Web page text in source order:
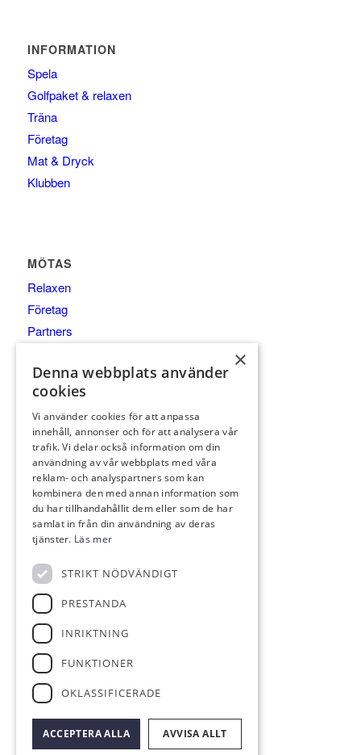
INFORMATION
Spela
Golfpaket & relaxen
Träna
Företag
Mat & Dryck
Klubben
MÖTAS
Relaxen
Företag
Partners
MAT & DRYCK
Al’s Corner
Event & festvåning VY
Bistro Bryggan
KONTAKT
info@eskilstunagk.se
016-14 26 29
Römossevägen 8
635 02 Eskilstuna
FÖLJ OSS
×
Denna webbplats använder
cookies
Vi använder cookies för att anpassa
innehåll, annonser och för att analysera vår
trafik. Vi delar också information om din
användning av vår webbplats med våra
reklam- och analyspartners som kan
kombinera den med annan information som
du har tillhandahållit dem eller som de har
samlat in från din användning av deras
tjänster. Läs mer
STRIKT NÖDVÄNDIGT
PRESTANDA
INRIKTNING
FUNKTIONER
OKLASSIFICERADE
ACCEPTERA ALLA AVVISA ALLT